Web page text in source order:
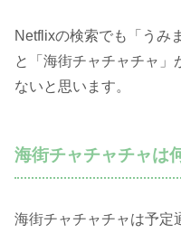
Netflixの検索でも「うみ
と「海街チャチャチャ」
ないと思います。
海街チャチャチャは
海街チャチャチャは予定